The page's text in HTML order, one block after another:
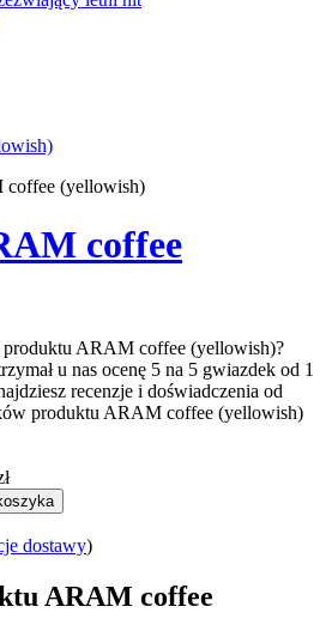
coffee
produktu ARAM coffee (yellowish)?
u nas ocenę 5 na 5 gwiazdek od 1
recenzje i doświadczenia od
produktu ARAM coffee (yellowish)
dostawy)
ARAM coffee